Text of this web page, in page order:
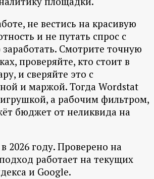
не вестись на красивую
и не путать спрос с
Смотрите точную
проверяйте, кто стоит в
и сверяйте это с
и маржой. Тогда Wordstat
а рабочим фильтром,
бюджет от неликвида на
2026 году. Проверено на
работает на текущих
и Google.